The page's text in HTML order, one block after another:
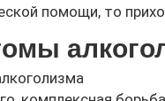
помощи, то